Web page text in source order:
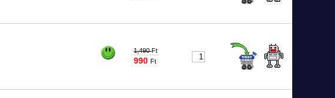
1,490Ft
990 Ft